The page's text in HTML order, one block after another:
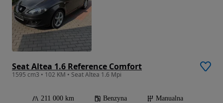
Seat Altea 1.6 Reference Comfort
1595 cm3 • 102 KM • Seat Altea 1.6 Mpi
211 000 km Benzyna
Manualna